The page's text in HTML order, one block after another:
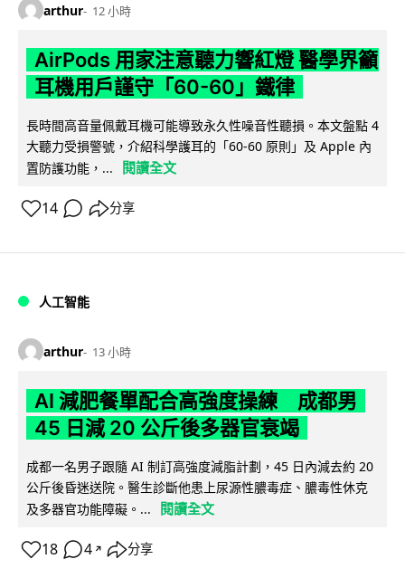
arthur 12 小時
AirPods 用家注意聽力響紅燈 醫學界籲
耳機用戶謹守「60-60」鐵律
長時間高音量佩戴耳機可能導致永久性噪音性聽損。本文盤點 4
大聽力受損警號，介紹科學護耳的「60-60 原則」及 Apple 內
置防護功能，...
閱讀全文
14 分享
人工智能
arthur 13 小時
AI 減肥餐單配合高強度操練 成都男
45 日減 20 公斤後多器官衰竭
成都一名男子跟隨 AI 制訂高強度減脂計劃，45 日內減去約 20
公斤後昏迷送院。醫生診斷他患上尿源性膿毒症、膿毒性休克
及多器官功能障礙。...
閱讀全文
18 4 ↗ 分享